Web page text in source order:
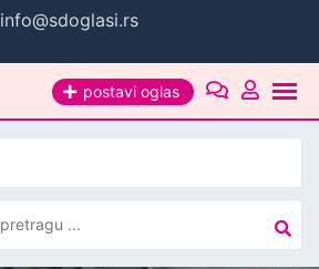
info@sdoglasi.rs
postavi oglas